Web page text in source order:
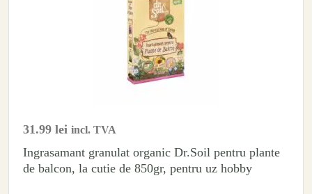
31.99 lei incl. TVA
Ingrasamant granulat organic Dr.Soil pentru plante
de balcon, la cutie de 850gr, pentru uz hobby